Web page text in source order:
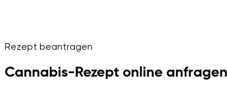
Rezept beantragen
Cannabis-Rezept online anfragen